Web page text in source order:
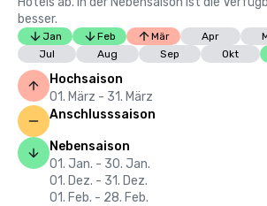
besser.
Jan Feb Mär Apr
Jul
Aug Sep Okt
Hochsaison
01. März - 31. März
Anschlusssaison
Nebensaison
01. Jan. - 30. Jan.
01. Dez. - 31. Dez.
01. Feb. - 28. Feb.